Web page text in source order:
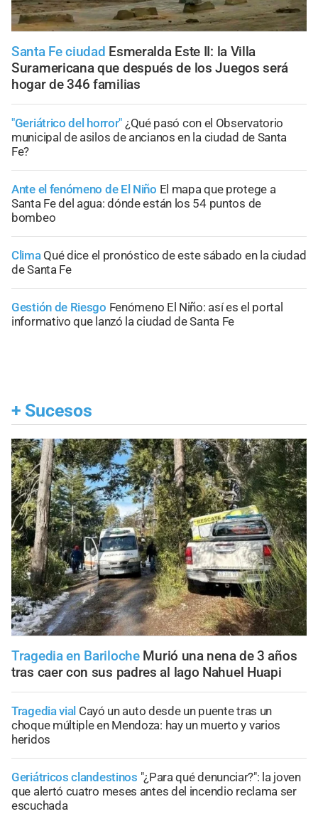
Santa Fe ciudad Esmeralda Este II: la Villa
Suramericana que después de los Juegos será
hogar de 346 familias
"Geriátrico del horror" ¿Qué pasó con el Observatorio
municipal de asilos de ancianos en la ciudad de Santa
Fe?
Ante el fenómeno de El Niño El mapa que protege a
Santa Fe del agua: dónde están los 54 puntos de
bombeo
Clima Qué dice el pronóstico de este sábado en la ciudad
de Santa Fe
Gestión de Riesgo Fenómeno El Niño: así es el portal
informativo que lanzó la ciudad de Santa Fe
+ Sucesos
Tragedia en Bariloche Murió una nena de 3 años
tras caer con sus padres al lago Nahuel Huapi
Tragedia vial Cayó un auto desde un puente tras un
choque múltiple en Mendoza: hay un muerto y varios
heridos
Geriátricos clandestinos "¿Para qué denunciar?": la joven
que alertó cuatro meses antes del incendio reclama ser
escuchada